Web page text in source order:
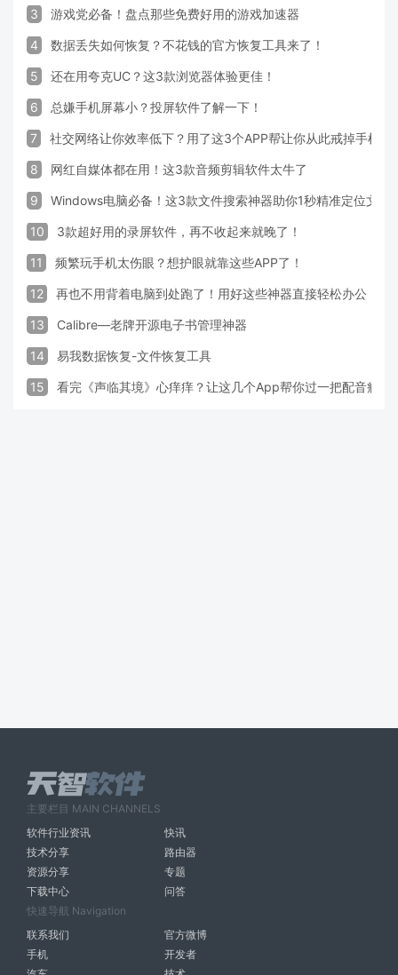
3 游戏党必备！盘点那些免费好用的游戏加速器
4 数据丢失如何恢复？不花钱的官方恢复工具来了！
5 还在用夸克UC？这3款浏览器体验更佳！
6 总嫌手机屏幕小？投屏软件了解一下！
7 社交网络让你效率低下？用了这3个APP帮让你从此戒掉手机！
8 网红自媒体都在用！这3款音频剪辑软件太牛了
9 Windows电脑必备！这3款文件搜索神器助你1秒精准定位文件
10 3款超好用的录屏软件，再不收起来就晚了！
11 频繁玩手机太伤眼？想护眼就靠这些APP了！
12 再也不用背着电脑到处跑了！用好这些神器直接轻松办公
13 Calibre—老牌开源电子书管理神器
14 易我数据恢复-文件恢复工具
15 看完《声临其境》心痒痒？让这几个App帮你过一把配音瘾
主要栏目 MAIN CHANNELS
软件行业资讯
快讯
技术分享
路由器
资源分享
专题
下载中心
问答
快速导航 Navigation
联系我们
官方微博
手机
开发者